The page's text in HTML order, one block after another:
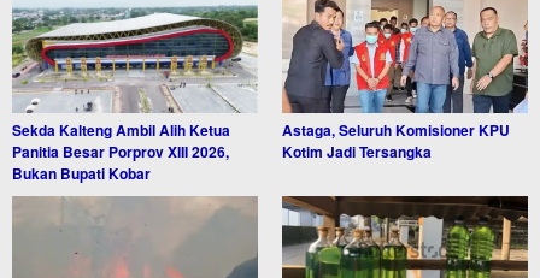
Sekda Kalteng Ambil Alih Ketua
Panitia Besar Porprov XIII 2026,
Bukan Bupati Kobar
Astaga, Seluruh Komisioner KPU
Kotim Jadi Tersangka